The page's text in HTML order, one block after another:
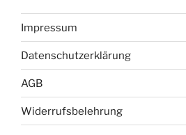
Impressum
Datenschutzerklärung
AGB
Widerrufsbelehrung